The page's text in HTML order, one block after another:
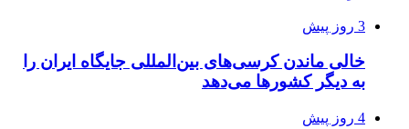
3 روز پیش
خالی ماندن کرسی‌های بین‌المللی جایگاه ایران را
به دیگر کشورها می‌دهد
4 روز پیش